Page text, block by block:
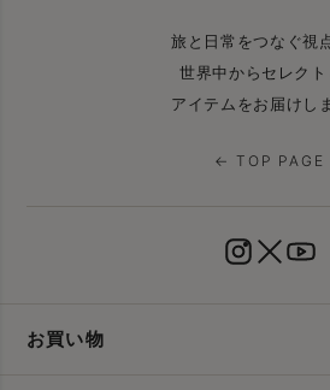
旅と日常をつなぐ視
世界中からセレクト
アイテムをお届けし
← TOP PAGE
お買い物